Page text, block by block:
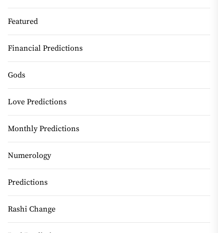
Featured
Financial Predictions
Gods
Love Predictions
Monthly Predictions
Numerology
Predictions
Rashi Change